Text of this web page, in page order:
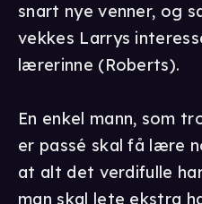
snart nye venner, og
vekkes Larrys
lærerinne (Roberts).
En enkel mann, som
er passé skal få lære
at alt det verdifulle
man skal lete ekstra